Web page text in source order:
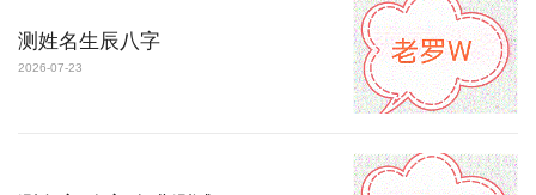
测姓名生辰八字
2026-07-23